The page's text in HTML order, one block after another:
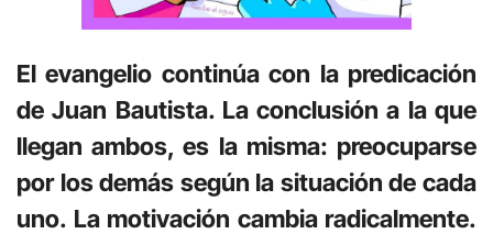
El evangelio continúa con la predicación
de Juan Bautista. La conclusión a la que
llegan ambos, es la misma: preocuparse
por los demás según la situación de cada
uno. La motivación cambia radicalmente.